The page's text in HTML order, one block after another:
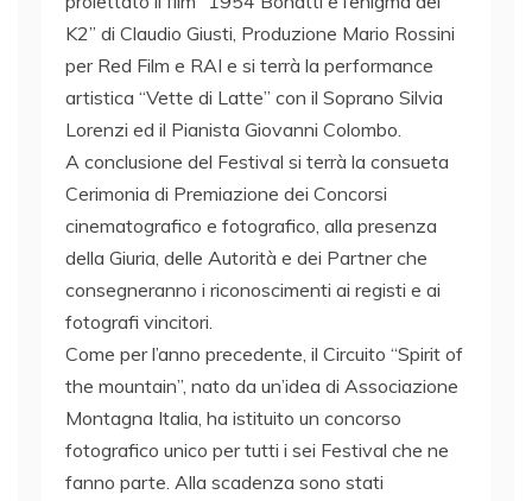
K2” di Claudio Giusti, Produzione Mario Rossini
per Red Film e RAI e si terrà la performance
artistica “Vette di Latte” con il Soprano Silvia
Lorenzi ed il Pianista Giovanni Colombo.
A conclusione del Festival si terrà la consueta
Cerimonia di Premiazione dei Concorsi
cinematografico e fotografico, alla presenza
della Giuria, delle Autorità e dei Partner che
consegneranno i riconoscimenti ai registi e ai
fotografi vincitori.
Come per l’anno precedente, il Circuito “Spirit of
the mountain”, nato da un’idea di Associazione
Montagna Italia, ha istituito un concorso
fotografico unico per tutti i sei Festival che ne
fanno parte. Alla scadenza sono stati